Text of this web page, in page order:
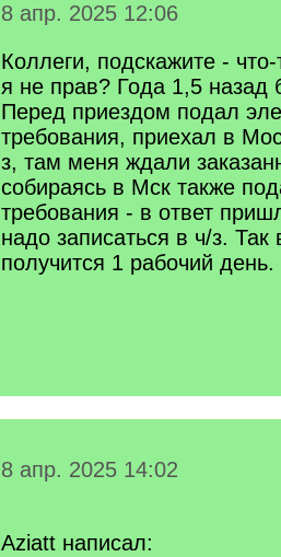
8 апр. 2025 12:06
Коллеги, подскажите -
я не прав? Года 1,5 назад
Перед приездом подал
требования, приехал в
з, там меня ждали
собираясь в Мск также
требования - в ответ
надо записаться в ч/з.
получится 1 рабочий день.
8 апр. 2025 14:02
Aziatt написал: